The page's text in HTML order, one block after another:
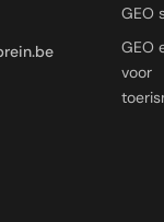
GEO
GEO
voor